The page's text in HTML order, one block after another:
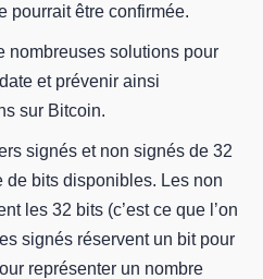
pourrait être confirmée.
nombreuses solutions pour
et prévenir ainsi
sur Bitcoin.
signés et non signés de 32
de bits disponibles. Les non
les 32 bits (c’est ce que l’on
signés réservent un bit pour
représenter un nombre